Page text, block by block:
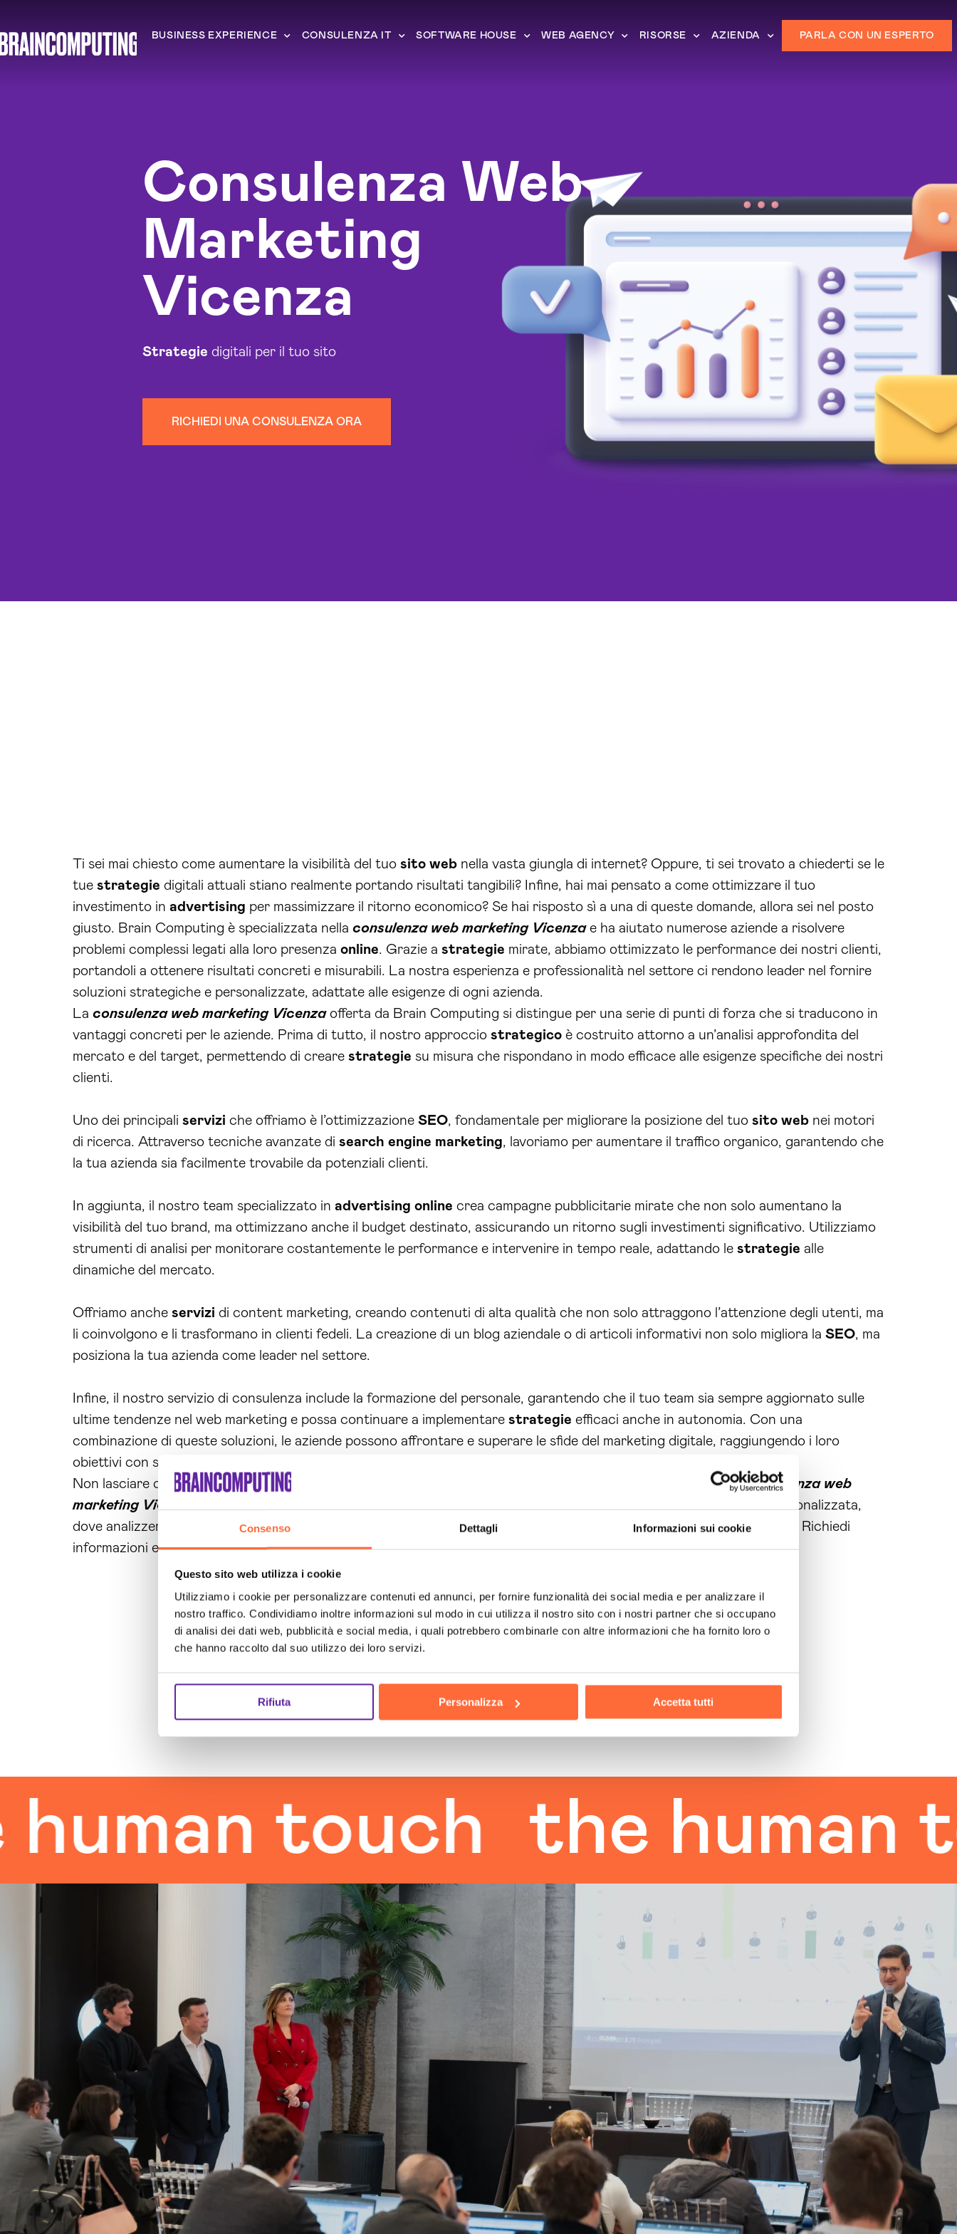
Consenso Dettagli Informazioni sui cookie
Questo sito web utilizza i cookie
Utilizziamo i cookie per personalizzare contenuti ed annunci, per fornire funzionalità dei social media e per analizzare il
nostro traffico. Condividiamo inoltre informazioni sul modo in cui utilizza il nostro sito con i nostri partner che si occupano
di analisi dei dati web, pubblicità e social media, i quali potrebbero combinarle con altre informazioni che ha fornito loro o
che hanno raccolto dal suo utilizzo dei loro servizi.
Rifiuta Personalizza Accetta tutti
BUSINESS EXPERIENCE CONSULENZA IT SOFTWARE HOUSE WEB AGENCY RISORSE AZIENDA PARLA CON UN ESPERTO
Consulenza Web
Marketing
Vicenza
Strategie digitali per il tuo sito
RICHIEDI UNA CONSULENZA ORA
Ti sei mai chiesto come aumentare la visibilità del tuo sito web nella vasta giungla di internet? Oppure, ti sei trovato a chiederti se le
tue strategie digitali attuali stiano realmente portando risultati tangibili? Infine, hai mai pensato a come ottimizzare il tuo
investimento in advertising per massimizzare il ritorno economico? Se hai risposto sì a una di queste domande, allora sei nel posto
giusto. Brain Computing è specializzata nella consulenza web marketing Vicenzae ha aiutato numerose aziende a risolvere
problemi complessi legati alla loro presenza online. Grazie a strategie mirate, abbiamo ottimizzato le performance dei nostri clienti,
portandoli a ottenere risultati concreti e misurabili. La nostra esperienza e professionalità nel settore ci rendono leader nel fornire
soluzioni strategiche e personalizzate, adattate alle esigenze di ogni azienda.
La consulenza web marketing Vicenzaofferta da Brain Computing si distingue per una serie di punti di forza che si traducono in
vantaggi concreti per le aziende. Prima di tutto, il nostro approccio strategico è costruito attorno a un’analisi approfondita del
mercato e del target, permettendo di creare strategie su misura che rispondano in modo efficace alle esigenze specifiche dei nostri
clienti.
Uno dei principali servizi che offriamo è l’ottimizzazione SEO, fondamentale per migliorare la posizione del tuo sito web nei motori
di ricerca. Attraverso tecniche avanzate di search engine marketing, lavoriamo per aumentare il traffico organico, garantendo che
la tua azienda sia facilmente trovabile da potenziali clienti.
In aggiunta, il nostro team specializzato in advertising online crea campagne pubblicitarie mirate che non solo aumentano la
visibilità del tuo brand, ma ottimizzano anche il budget destinato, assicurando un ritorno sugli investimenti significativo. Utilizziamo
strumenti di analisi per monitorare costantemente le performance e intervenire in tempo reale, adattando le strategie alle
dinamiche del mercato.
Offriamo anche servizi di content marketing, creando contenuti di alta qualità che non solo attraggono l’attenzione degli utenti, ma
li coinvolgono e li trasformano in clienti fedeli. La creazione di un blog aziendale o di articoli informativi non solo migliora la SEO, ma
posiziona la tua azienda come leader nel settore.
Infine, il nostro servizio di consulenza include la formazione del personale, garantendo che il tuo team sia sempre aggiornato sulle
ultime tendenze nel web marketing e possa continuare a implementare strategie efficaci anche in autonomia. Con una
combinazione di queste soluzioni, le aziende possono affrontare e superare le sfide del marketing digitale, raggiungendo i loro
obiettivi con successo.
Non lasciare che la tua azienda rimanga indietro nel mondo digitale. Ora è il momento di agire e investire nellaconsulenza web
marketing Vicenza
. Contatta Brain Computing per una consulenza personalizzata,
dove analizzeremo le tue esigenze e ti forniremo soluzioni su misura. Non aspettare oltre: il tuo successo è a un passo. Richiedi
informazioni e inizia il tuo percorso verso il successo digitale oggi stesso!
touch the human